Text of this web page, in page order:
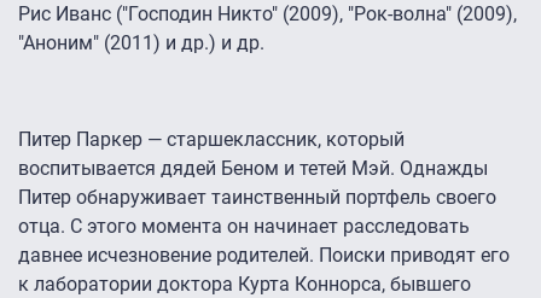
Рис Иванс ("Господин Никто" (2009), "Рок-волна" (2009),
"Аноним" (2011) и др.) и др.
Питер Паркер — старшеклассник, который
воспитывается дядей Беном и тетей Мэй. Однажды
Питер обнаруживает таинственный портфель своего
отца. С этого момента он начинает расследовать
давнее исчезновение родителей. Поиски приводят его
к лаборатории доктора Курта Коннорса, бывшего